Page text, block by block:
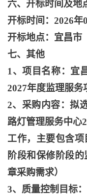
六、开标时间及地
开标时间： 2026年
开标地点：宜昌市
七、其他
1、项目名称：宜
2027年度监理服务
2、采购内容：拟
路灯管理服务中心
工作，主要包含
阶段和保修阶段
章采购需求）
3、质量控制目标